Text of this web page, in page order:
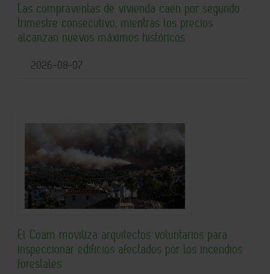
Las compraventas de vivienda caen por segundo
trimestre consecutivo, mientras los precios
alcanzan nuevos máximos históricos
2026-08-07
El Coam moviliza arquitectos voluntarios para
inspeccionar edificios afectados por los incendios
forestales